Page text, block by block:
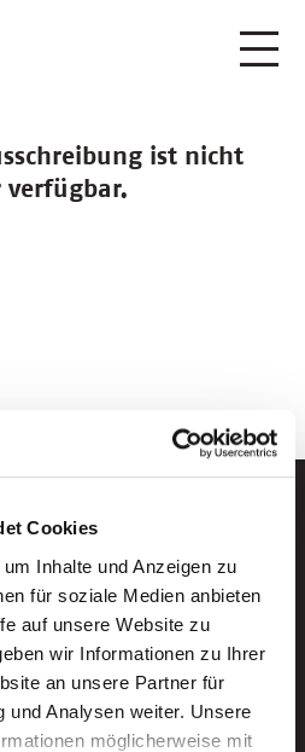
Cookies
Inhalte und Anzeigen zu
für soziale Medien anbieten
auf unsere Website zu
wir Informationen zu Ihrer
an unsere Partner für
und Analysen weiter. Unsere
möglicherweise mit
ist nicht
verfügbar.
per E-Mail.
Service von AWO
Jobs.
eintragen